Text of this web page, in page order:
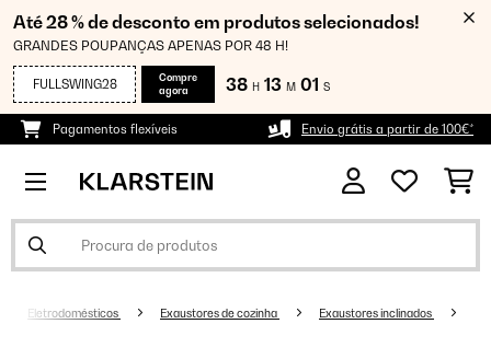
Até 28 % de desconto em produtos selecionados!
GRANDES POUPANÇAS APENAS POR 48 H!
FULLSWING28
Compre
agora
38 H 13 M 01 S
Pagamentos flexíveis Envio grátis a partir de 100€*
Eletrodomésticos Exaustores de cozinha Exaustores inclinados